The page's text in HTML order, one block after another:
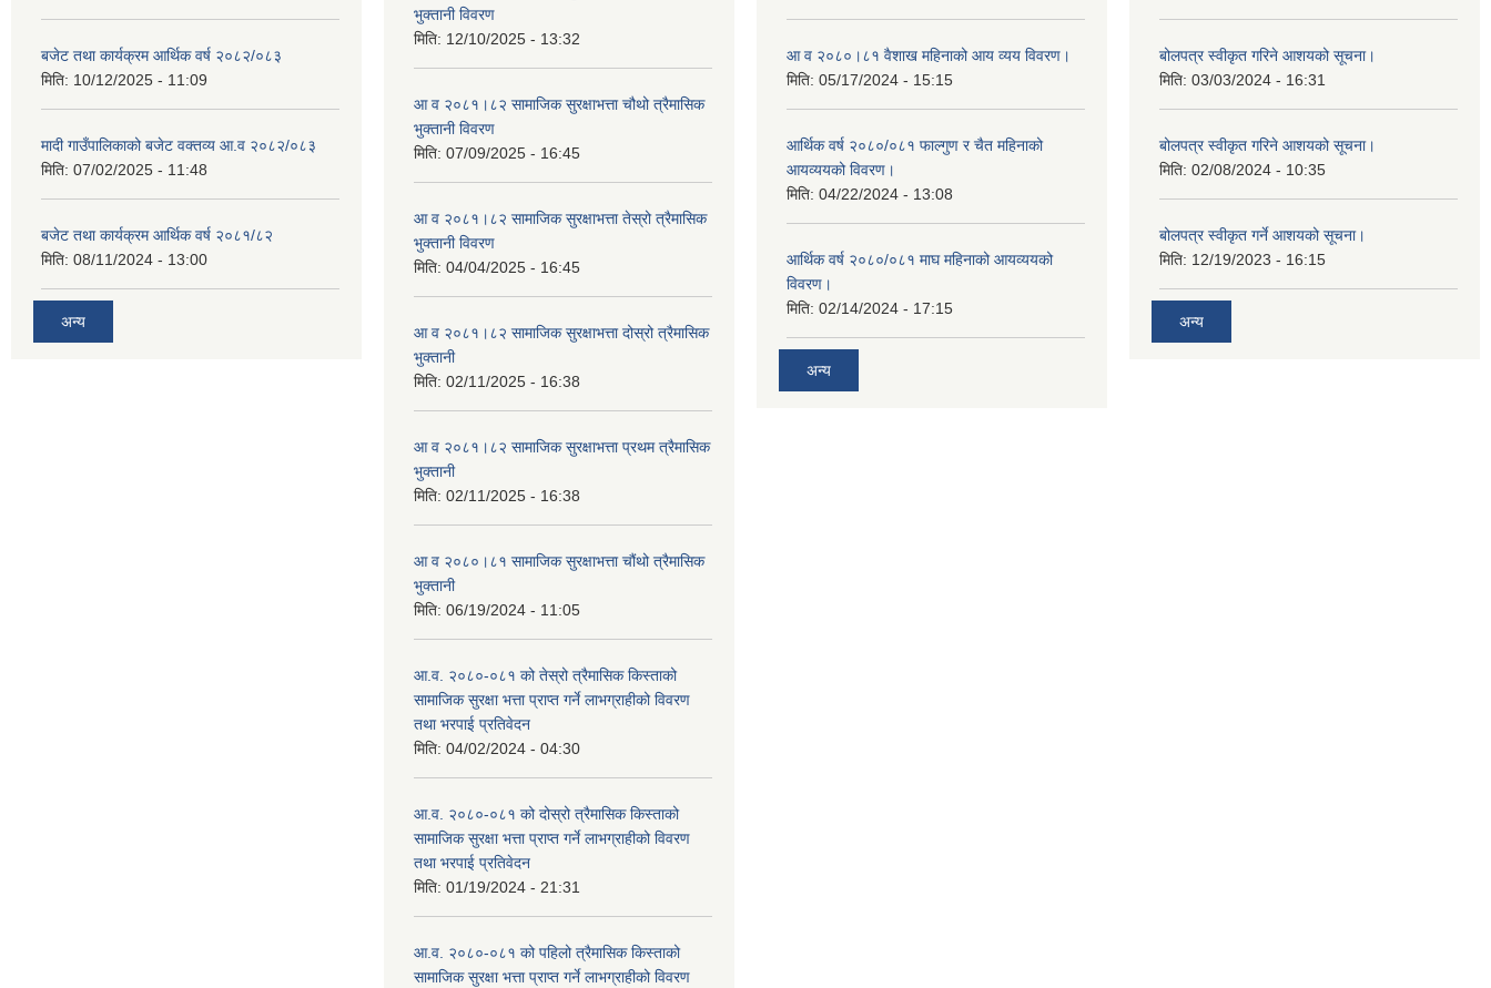
बजेट तथा कार्यक्रम आर्थिक वर्ष २०८२/०८३
मिति: 10/12/2025 - 11:09
मादी गाउँपालिकाको बजेट वक्तव्य आ.व २०८२/०८३
मिति: 07/02/2025 - 11:48
बजेट तथा कार्यक्रम आर्थिक वर्ष २०८१/८२
मिति: 08/11/2024 - 13:00
अन्य
भुक्तानी विवरण
मिति: 12/10/2025 - 13:32
आ व २०८१।८२ सामाजिक सुरक्षाभत्ता चौथो त्रैमासिक
भुक्तानी विवरण
मिति: 07/09/2025 - 16:45
आ व २०८१।८२ सामाजिक सुरक्षाभत्ता तेस्रो त्रैमासिक
भुक्तानी विवरण
मिति: 04/04/2025 - 16:45
आ व २०८१।८२ सामाजिक सुरक्षाभत्ता दोस्रो त्रैमासिक
भुक्तानी
मिति: 02/11/2025 - 16:38
आ व २०८१।८२ सामाजिक सुरक्षाभत्ता प्रथम त्रैमासिक
भुक्तानी
मिति: 02/11/2025 - 16:38
आ व २०८०।८१ सामाजिक सुरक्षाभत्ता चौंथो त्रैमासिक
भुक्तानी
मिति: 06/19/2024 - 11:05
आ.व. २०८०-०८१ को तेस्रो त्रैमासिक किस्ताको
सामाजिक सुरक्षा भत्ता प्राप्त गर्ने लाभग्राहीको विवरण
तथा भरपाई प्रतिवेदन
मिति: 04/02/2024 - 04:30
आ.व. २०८०-०८१ को दोस्रो त्रैमासिक किस्ताको
सामाजिक सुरक्षा भत्ता प्राप्त गर्ने लाभग्राहीको विवरण
तथा भरपाई प्रतिवेदन
मिति: 01/19/2024 - 21:31
आ.व. २०८०-०८१ को पहिलो त्रैमासिक किस्ताको
सामाजिक सुरक्षा भत्ता प्राप्त गर्ने लाभग्राहीको विवरण
आ व २०८०।८१ वैशाख महिनाको आय व्यय विवरण।
मिति: 05/17/2024 - 15:15
आर्थिक वर्ष २०८०/०८१ फाल्गुण र चैत महिनाको
आयव्ययको विवरण।
मिति: 04/22/2024 - 13:08
आर्थिक वर्ष २०८०/०८१ माघ महिनाको आयव्ययको
विवरण।
मिति: 02/14/2024 - 17:15
अन्य
बोलपत्र स्वीकृत गरिने आशयको सूचना।
मिति: 03/03/2024 - 16:31
बोलपत्र स्वीकृत गरिने आशयको सूचना।
मिति: 02/08/2024 - 10:35
बोलपत्र स्वीकृत गर्ने आशयको सूचना।
मिति: 12/19/2023 - 16:15
अन्य